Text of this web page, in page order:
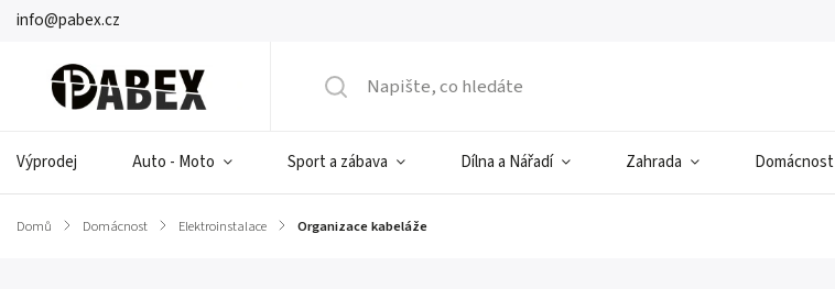
info@pabex.cz
Výprodej Auto - Moto Sport a zábava Dílna a Nářadí Zahrada Domácnost
Domů / Domácnost / Elektroinstalace / Organizace kabeláže